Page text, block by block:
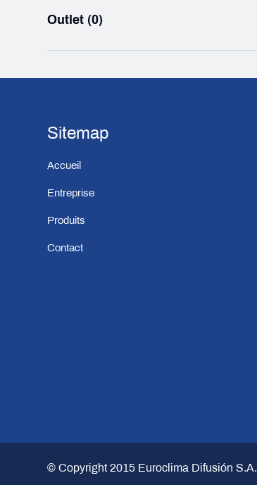
Outlet (0)
Sitemap
Accueil
Entreprise
Produits
Contact
© Copyright 2015 Euroclima Difusión S.A.